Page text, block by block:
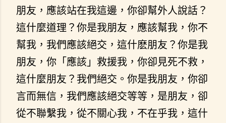
朋友，應該站在我這邊，你卻幫外人說話？
這什麼道理？你是我朋友，應該幫我，你不
幫我，我們應該絕交，這什麽朋友？你是我
朋友，你「應該」救援我，你卻見死不救，
這什麼朋友？我們絕交。你是我朋友，你卻
言而無信，我們應該絕交等等，是朋友，卻
從不聯繫我，從不關心我，不在乎我，這什